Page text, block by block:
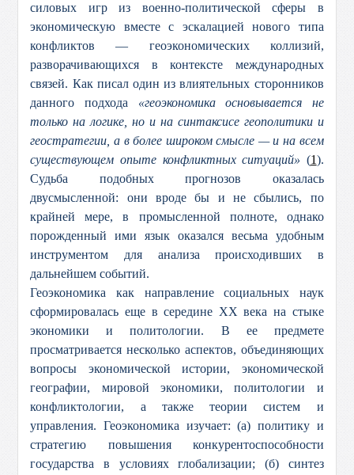
силовых игр из военно-политической сферы в
экономическую вместе с эскалацией нового типа
конфликтов — геоэкономических коллизий,
разворачивающихся в контексте международных
связей. Как писал один из влиятельных сторонников
данного подхода «геоэкономика основывается не
только на логике, но и на синтаксисе геополитики и
геостратегии, а в более широком смысле — и на всем
существующем опыте конфликтных ситуаций» (1).
Судьба подобных прогнозов оказалась
двусмысленной: они вроде бы и не сбылись, по
крайней мере, в промысленной полноте, однако
порожденный ими язык оказался весьма удобным
инструментом для анализа происходивших в
дальнейшем событий.
Геоэкономика как направление социальных наук
сформировалась еще в середине ХХ века на стыке
экономики и политологии. В ее предмете
просматривается несколько аспектов, объединяющих
вопросы экономической истории, экономической
географии, мировой экономики, политологии и
конфликтологии, а также теории систем и
управления. Геоэкономика изучает: (а) политику и
стратегию повышения конкурентоспособности
государства в условиях глобализации; (б) синтез